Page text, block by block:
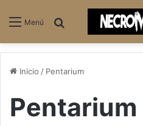
Menú
Inicio / Pentarium
Pentarium